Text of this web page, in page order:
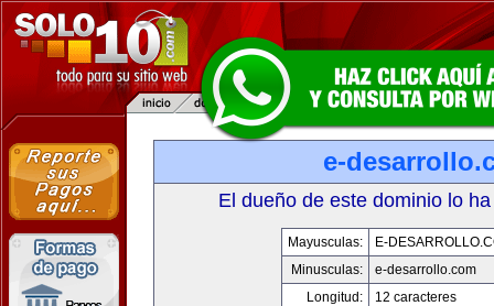
e-
El dueño de este dominio lo
Mayusculas:
E-
Minusculas:
e-desarrollo.com
Longitud:
12 caracteres